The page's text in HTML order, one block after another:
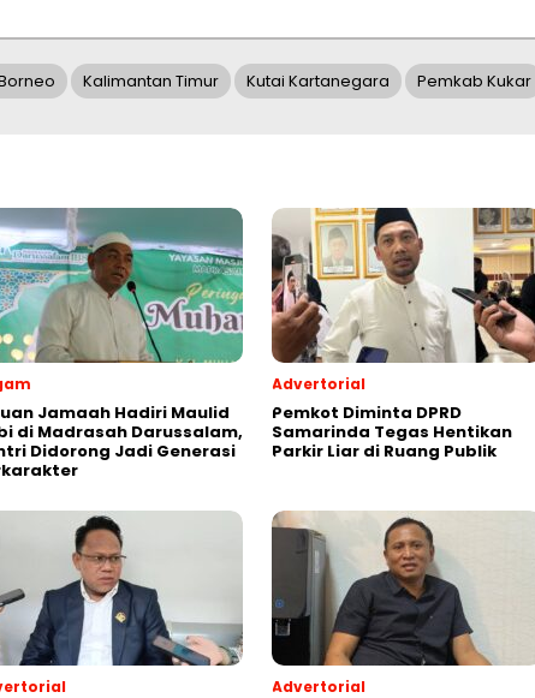
Kalimantan Timur Kutai Kartanegara Pemkab Kukar
Jamaah Hadiri Maulid
di Madrasah Darussalam,
Didorong Jadi Generasi
Advertorial
Pemkot Diminta DPRD
Samarinda Tegas Hentikan
Parkir Liar di Ruang Publik
Advertorial